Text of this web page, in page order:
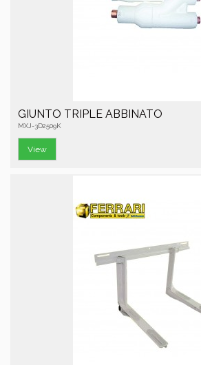
GIUNTO TRIPLE ABBINATO
MXJ-3D2509K
View